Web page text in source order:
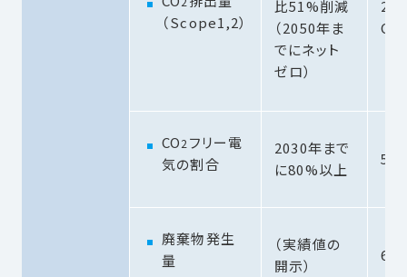
（Scope1,2）
比51%削減
（2050年ま
でにネット
ゼロ）
CO
CO2 フリー電
気の割合
2030年まで
に80%以上
5%
廃棄物発生
量
（実績値の
開示）